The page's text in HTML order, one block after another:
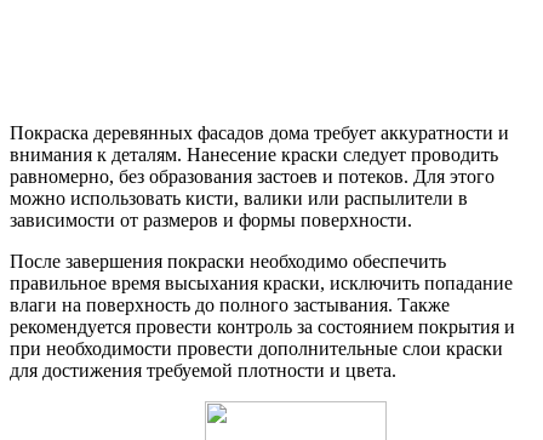
Покраска деревянных фасадов дома требует аккуратности и
внимания к деталям. Нанесение краски следует проводить
равномерно, без образования застоев и потеков. Для этого
можно использовать кисти, валики или распылители в
зависимости от размеров и формы поверхности.
После завершения покраски необходимо обеспечить
правильное время высыхания краски, исключить попадание
влаги на поверхность до полного застывания. Также
рекомендуется провести контроль за состоянием покрытия и
при необходимости провести дополнительные слои краски
для достижения требуемой плотности и цвета.